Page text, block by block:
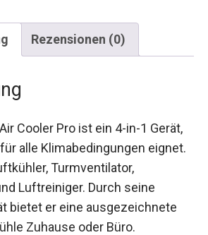
Rezensionen (0)
Cooler Pro ist ein 4-in-1 Gerät,
alle Klimabedingungen eignet.
Turmventilator,
Luftreiniger. Durch seine
bietet er eine ausgezeichnete
Zuhause oder Büro.